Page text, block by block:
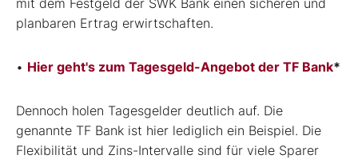
planbaren Ertrag erwirtschaften.
• Hier geht's zum Tagesgeld-Angebot der TF Bank*
Dennoch holen Tagesgelder deutlich auf. Die
genannte TF Bank ist hier lediglich ein Beispiel. Die
Flexibilität und Zins-Intervalle sind für viele Sparer